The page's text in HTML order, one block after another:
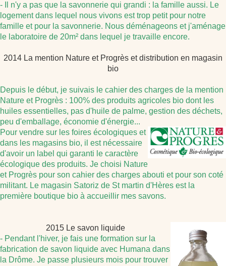
- Il n'y a pas que la savonnerie qui grandi : la famille aussi. Le
logement dans lequel nous vivons est trop petit pour notre
famille et pour la savonnerie. Nous déménageons et j'aménage
le laboratoire de 20m² dans lequel je travaille encore.
2014 La mention Nature et Progrès et distribution en magasin
bio
Depuis le début, je suivais le cahier des charges de la mention
Nature et Progrès : 100% des produits agricoles bio dont les
huiles essentielles, pas d'huile de palme, gestion des déchets,
peu d'emballage, économie d'énergie...
Pour vendre sur les foires écologiques et
dans les magasins bio, il est nécessaire
d'avoir un label qui garanti l e caractère
écologique des produits. Je choisi Nature
et Progrès pour son cahier des charges abouti et pour son coté
militant. Le magasin Satoriz de St martin d'Hères est la
première boutique bio à accueillir mes savons.
2015 Le savon liquide
- Pendant l'hiver, je fais une formation sur la
fabrication de savon liquide avec Humana dans
la Drôme. Je passe plusieurs mois pour trouver